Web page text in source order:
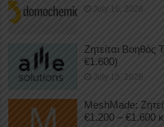
July 16, 2026
Ζητείται Βοηθός
€1.600)
July 15, 2026
MeshMade:
€1.200 – €1.600